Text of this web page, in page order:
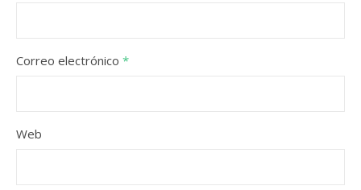
Correo electrónico *
Web